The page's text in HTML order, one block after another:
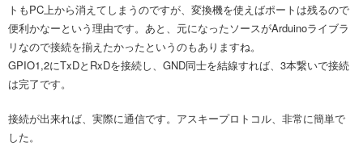
トもPC上から消えてしまうのですが、変換機を使えばポートは残るので
便利かなーという理由です。あと、元になったソースがArduinoライブラ
リなので接続を揃えたかったというのもありますね。
GPIO1,2にTxDとRxDを接続し、GND同士を結線すれば、3本繋いで接続
は完了です。
接続が出来れば、実際に通信です。アスキープロトコル、非常に簡単で
した。